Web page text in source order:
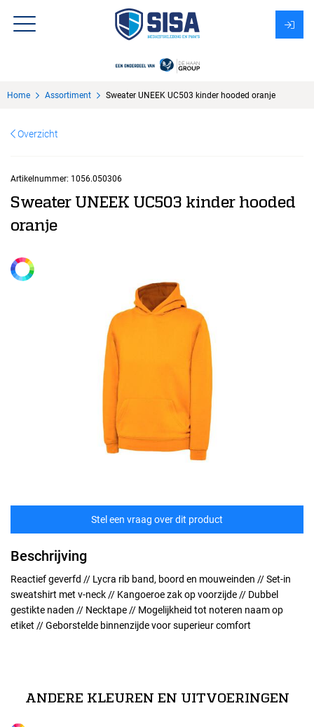
Over Sisa
KMS
Uitzendbureau?
Home Assortiment Sweater UNEEK UC503 kinder hooded oranje
Overzicht
Artikelnummer: 1056.050306
Sweater UNEEK UC503 kinder hooded
oranje
Stel een vraag over dit product
Beschrijving
Reactief geverfd // Lycra rib band, boord en mouweinden // Set-in
sweatshirt met v-neck // Kangoeroe zak op voorzijde // Dubbel
gestikte naden // Necktape // Mogelijkheid tot noteren naam op
etiket // Geborstelde binnenzijde voor superieur comfort
ANDERE KLEUREN EN UITVOERINGEN